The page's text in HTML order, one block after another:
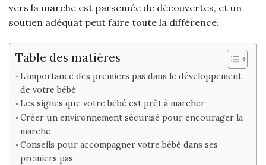
vers la marche est parsemée de découvertes, et un
soutien adéquat peut faire toute la différence.
Table des matières
L’importance des premiers pas dans le développement
de votre bébé
Les signes que votre bébé est prêt à marcher
Créer un environnement sécurisé pour encourager la
marche
Conseils pour accompagner votre bébé dans ses
premiers pas